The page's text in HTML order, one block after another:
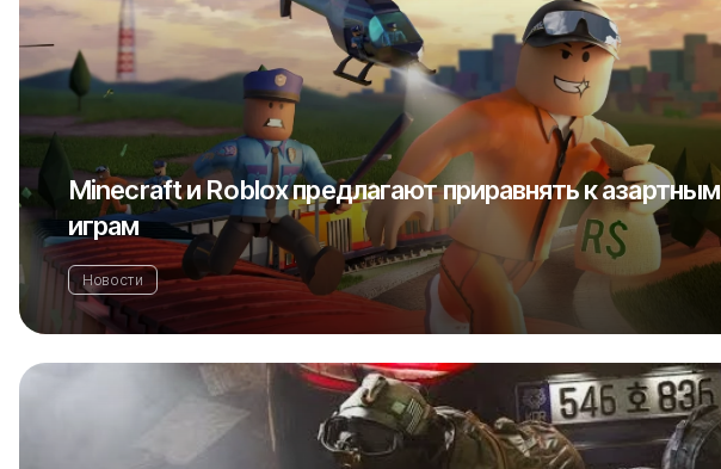
Minecraft и Roblox предлагают приравнять к азартным
играм
Новости